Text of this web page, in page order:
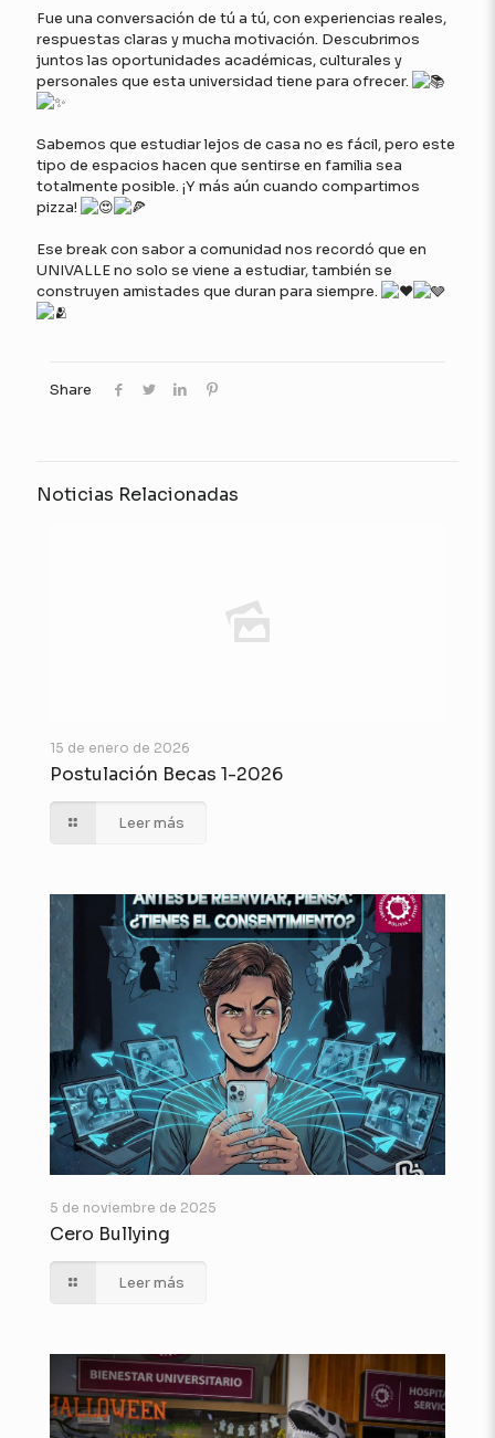
Fue una conversación de tú a tú, con experiencias reales,
respuestas claras y mucha motivación. Descubrimos
juntos las oportunidades académicas, culturales y
personales que esta universidad tiene para ofrecer.
Sabemos que estudiar lejos de casa no es fácil, pero este
tipo de espacios hacen que sentirse en familia sea
totalmente posible. ¡Y más aún cuando compartimos
pizza!
Ese break con sabor a comunidad nos recordó que en
UNIVALLE no solo se viene a estudiar, también se
construyen amistades que duran para siempre.
Share
Noticias Relacionadas
15 de enero de 2026
Postulación Becas 1-2026
Leer más
5 de noviembre de 2025
Cero Bullying
Leer más